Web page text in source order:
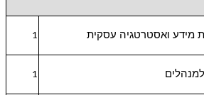
מידע ואסטרטגיה עסקית 1
1